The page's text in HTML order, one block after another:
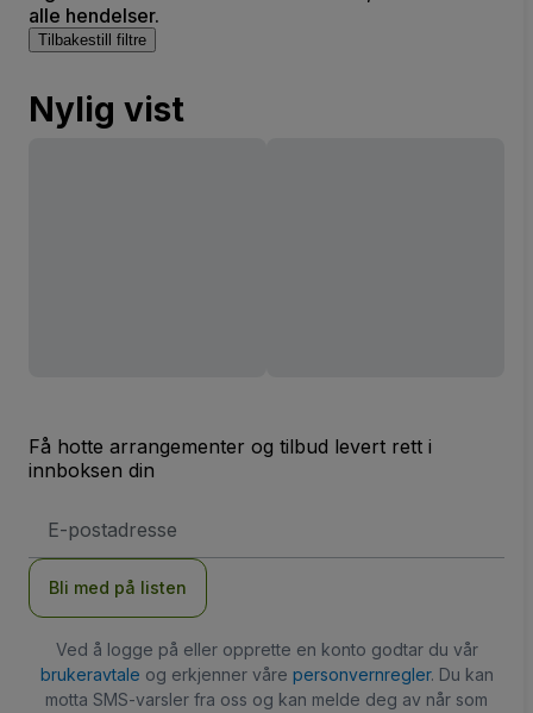
alle hendelser.
Tilbakestill filtre
Nylig vist
Få hotte arrangementer og tilbud levert rett i
innboksen din
postadresse
Bli med på listen
Ved å logge på eller opprette en konto godtar du vår
brukeravtale og erkjenner våre personvernregler. Du kan
motta SMS-varsler fra oss og kan melde deg av når som